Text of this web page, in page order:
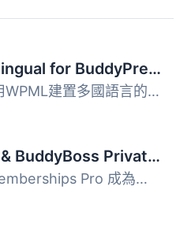
WPML Multilingual for BuddyPress and BuddyBoss
這個外掛可使用WPML建置多國語言的 BuddyPress 和 BuddyBoss ...
BuddyPress & BuddyBoss Private Community with PMPro – Restrict Profiles, Groups, Messaging, Forum Discussions
化，讓 Paid Memberships Pro 成為您自己的會員網站解決方案...